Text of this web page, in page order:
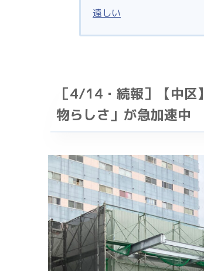
遠しい
［4/14・続報］【中区
物らしさ」が急加速中